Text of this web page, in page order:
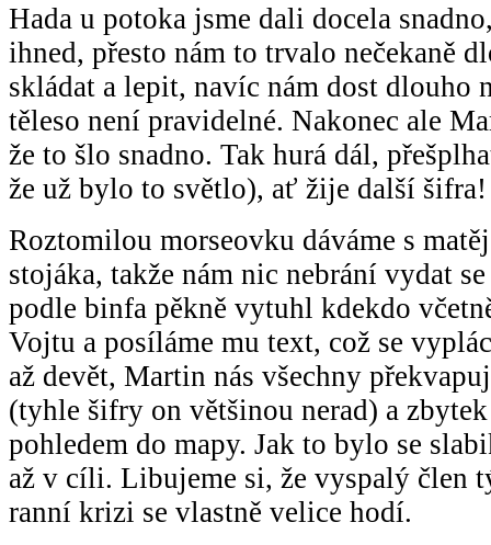
Hada u potoka jsme dali docela
ihned, přesto nám to trvalo nečekaně
skládat a lepit, navíc nám dost dlouho
těleso není pravidelné. Nakonec ale
že to šlo snadno. Tak hurá dál,
že už bylo to světlo), ať žije další šifra!
Roztomilou morseovku dáváme s
stojáka, takže nám nic nebrání vydat
podle binfa pěkně vytuhl kdekdo
Vojtu a posíláme mu text, což se
až devět, Martin nás všechny
(tyhle šifry on většinou nerad) a
pohledem do mapy. Jak to bylo se
až v cíli. Libujeme si, že vyspalý člen
ranní krizi se vlastně velice hodí.